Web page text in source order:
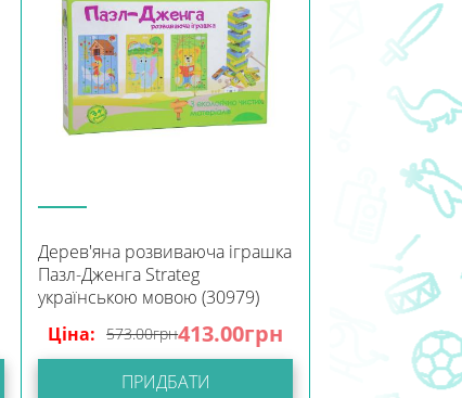
Дерев'яна розвиваюча іграшка
Пазл-Дженга Strateg
українською мовою (30979)
Ціна: 573.00грн413.00грн
ПРИДБАТИ